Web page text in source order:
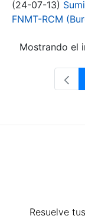
(24-07-13)
FNMT-RCM
Mostrando el
Resuelve